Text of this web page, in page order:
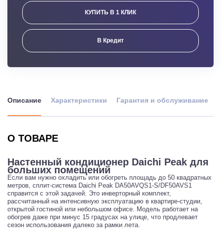
КУПИТЬ В 1 КЛИК
В Кредит
Описание Характеристики Гарантия и обслуживание
О ТОВАРЕ
Настенный кондиционер Daichi Peak для
больших помещений
Если вам нужно охладить или обогреть площадь до 50 квадратных
метров, сплит-система Daichi Peak DA50AVQS1-S/DF50AVS1
справится с этой задачей. Это инверторный комплект,
рассчитанный на интенсивную эксплуатацию в квартире-студии,
открытой гостиной или небольшом офисе. Модель работает на
обогрев даже при минус 15 градусах на улице, что продлевает
сезон использования далеко за рамки лета.